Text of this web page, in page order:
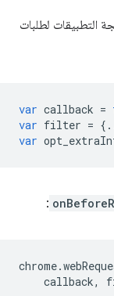
التطبيقات لطلبات
var callback =
var filter =
var
:
chrome.
callback,